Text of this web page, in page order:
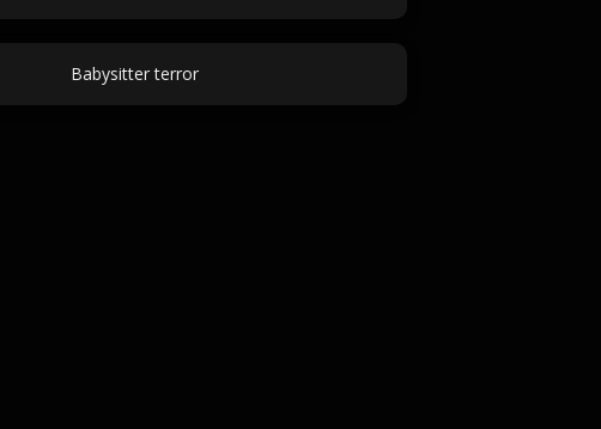
Babysitter terror